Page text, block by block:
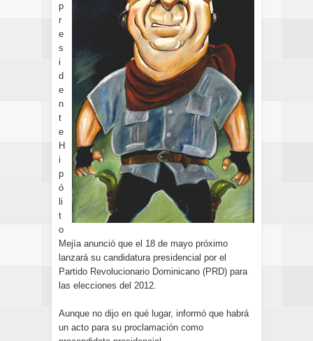
p
r
e
s
i
d
e
n
t
e
H
i
p
ó
li
t
o
Mejía anunció que el 18 de mayo próximo
lanzará su candidatura presidencial por el
Partido Revolucionario Dominicano (PRD) para
las elecciones del 2012.
Aunque no dijo en qué lugar, informó que habrá
un acto para su proclamación como